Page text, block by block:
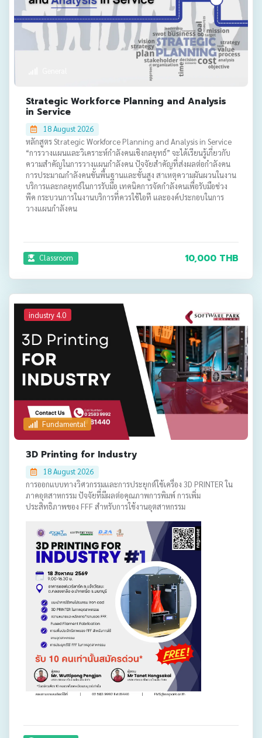
Strategic Workforce Planning and Analysis
in Service
18 August 2026
หลักสูตร Strategic Workforce Planning and Analysis in Service
“การวางแผนและวิเคราะห์กำลังคนเชิงกลยุทธ์” จะได้เรียนรู้เกี่ยวกับ
ความสำคัญในการวางแผนกำลังคน ปัจจัยสำคัญที่ส่งผลต่อกำลังคน
การประมาณกำลังคนขั้นพื้นฐานและขั้นสูง สาเหตุความผันผวนในงาน
บริการและกลยุทธ์ในการรับมือ เทคนิคการจัดกำลังคนเพื่อรับมือช่วง
พีค กระบวนการในงานบริการที่ควรใช้ไอที และองค์ประกอบในการ
วางแผนกำลังคน
Classroom 10,000 THB
industry 4.0
Fundamental
3D Printing for Industry
18 August 2026
การออกแบบทางวิศวกรรมและการประยุกต์ใช้เครื่อง 3D PRINTER ใน
ภาคอุตสาหกรรม ปัจจัยที่มีผลต่อคุณภาพการพิมพ์ การเพิ่ม
ประสิทธิภาพของ FFF สำหรับการใช้งานอุตสาหกรรม